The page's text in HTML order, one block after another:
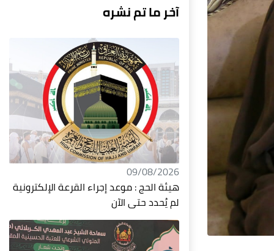
آخر ما تم نشره
09/08/2026
هيئة الحج : موعد إجراء القرعة الإلكترونية
لم يُحدد حتى الآن